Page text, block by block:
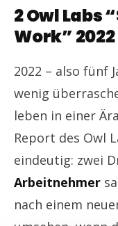
2 Owl Labs
Work” 2022
2022 – also fünf
wenig
leben in einer
Report des Owl
eindeutig: zwei
Arbeitnehmer
nach einem